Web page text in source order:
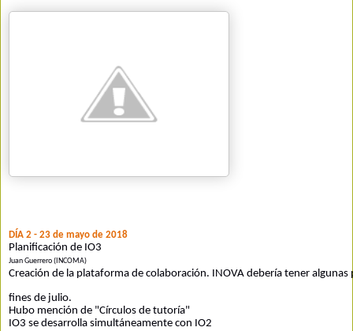
DÍA 2 - 23 de mayo de 2018
Planificación de IO3
Juan Guerrero (INCOMA)
Creación de la plataforma de colaboración. INOVA debería tener
fines de julio.
Hubo mención de "Círculos de tutoría"
IO3 se desarrolla simultáneamente con IO2